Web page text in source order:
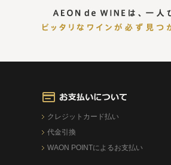
クレジットカード払い
代金引換
WAON POINTによるお支払い